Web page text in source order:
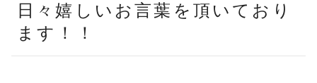
日々嬉しいお言葉を頂いており
ます！！